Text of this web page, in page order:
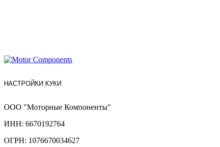
НАСТРОЙКИ КУКИ
ООО "Моторные Компоненты"
ИНН: 6670192764
ОГРН: 1076670034627